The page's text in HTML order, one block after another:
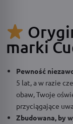
marki
Pewność
5 lat, a w razie
obaw, Twoje
przyciągające
Zbudowana, by